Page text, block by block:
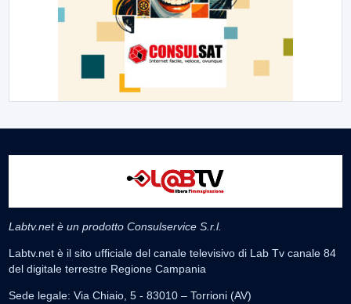
Labtv.net è un prodotto Consulservice S.r.l.
Labtv.net è il sito ufficiale del canale televisivo di Lab Tv canale 84
del digitale terrestre Regione Campania
Sede legale: Via Chiaio, 5 - 83010 – Torrioni (AV)